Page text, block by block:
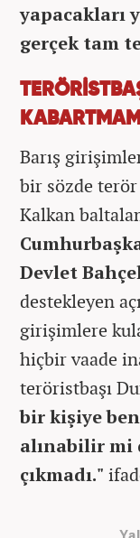
yapacakları
gerçek tam
Barış
bir sözde
Kalkan
Devlet
destekleyen
girişimlere
hiçbir vaade
teröristbaşı
bir kişiye
alınabilir mi
çıkmadı."